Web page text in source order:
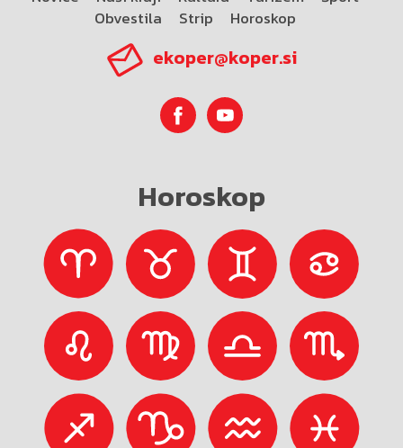
Obvestila
Strip Horoskop
ekoper@koper.si
Horoskop